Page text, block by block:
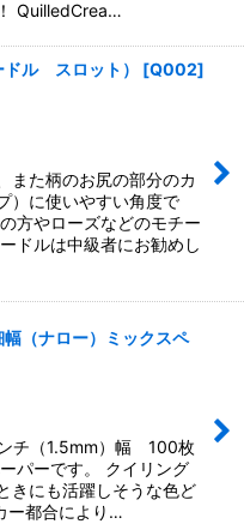
QuilledCrea…
ル スロット） [Q002]
また柄のお尻の部分のカ
）に使いやすい角度で
方やローズなどのモチー
ドルは中級者にお勧めし
（ナロー）ミックスペ
チ（1.5mm）幅 100枚
パーです。 クイリング
きにも活躍しそうな色ど
ー都合により…